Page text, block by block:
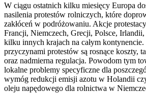
W ciągu ostatnich kilku miesięcy Europa
nasilenia protestów rolniczych, które
zakłóceń w podróżowaniu. Akcje
Francji, Niemczech, Grecji, Polsce,
kilku innych krajach na całym kontynencie.
przyczynami protestów są rosnące koszty,
oraz nadmierna regulacja. Powodom tym
lokalne problemy specyficzne dla
wymóg redukcji emisji azotu w Holandii
oleju napędowego dla rolnictwa w